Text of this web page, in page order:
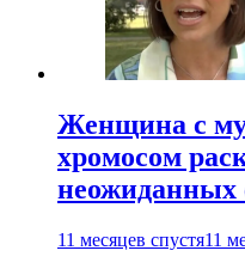
Женщина с
хромосом
неожиданных
11 месяцев спустя11